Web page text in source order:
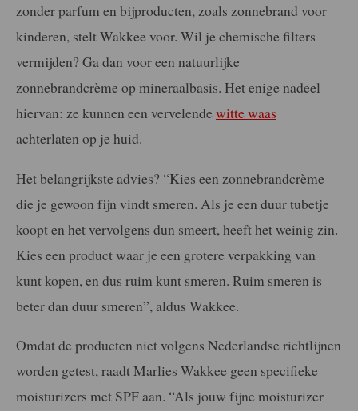
zonder parfum en bijproducten, zoals zonnebrand voor
kinderen, stelt Wakkee voor. Wil je chemische filters
vermijden? Ga dan voor een natuurlijke
zonnebrandcrème op mineraalbasis. Het enige nadeel
hiervan: ze kunnen een vervelende witte waas
achterlaten op je huid.
Het belangrijkste advies? “Kies een zonnebrandcrème
die je gewoon fijn vindt smeren. Als je een duur tubetje
koopt en het vervolgens dun smeert, heeft het weinig zin.
Kies een product waar je een grotere verpakking van
kunt kopen, en dus ruim kunt smeren. Ruim smeren is
beter dan duur smeren”, aldus Wakkee.
Omdat de producten niet volgens Nederlandse richtlijnen
worden getest, raadt Marlies Wakkee geen specifieke
moisturizers met SPF aan. “Als jouw fijne moisturizer